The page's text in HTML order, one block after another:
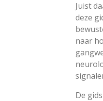
Juist
deze
naar
De